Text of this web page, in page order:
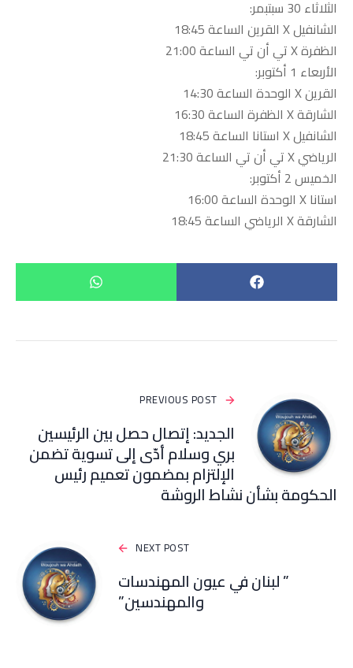
الثلاثاء 30 سبتبمر:
الشانفيل X القرين الساعة 18:45
الظفرة X تي أن تي الساعة 21:00
الأربعاء 1 أكتوبر:
القرين X الوحدة الساعة 14:30
الشارقة X الظفرة الساعة 16:30
الشانفيل X استانا الساعة 18:45
الرياضي X تي أن تي الساعة 21:30
الخميس 2 أكتوبر:
استانا X الوحدة الساعة 16:00
الشارقة X الرياضي الساعة 18:45
PREVIOUS POST
الجديد: إتصال حصل بين الرئيسين
بري وسلام أدّى إلى تسوية تضمن
الإلتزام بمضمون تعميم رئيس
الحكومة بشأن نشاط الروشة
NEXT POST
” لبنان في عيون المهندسات
والمهندسين”